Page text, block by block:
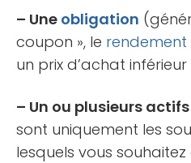
– Une obligation
coupon », le rendement
un prix d’achat
– Un ou plusieurs
sont uniquement les
lesquels vous